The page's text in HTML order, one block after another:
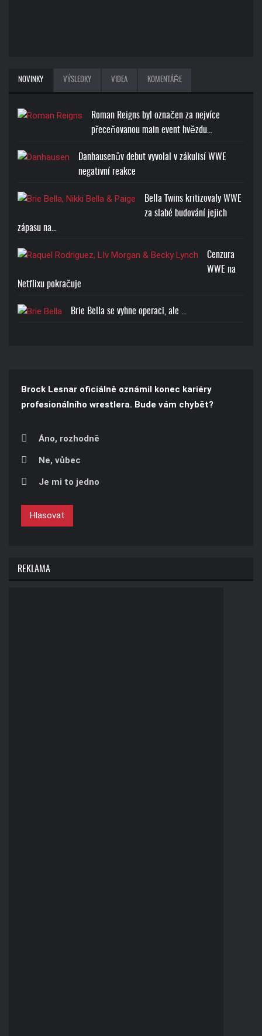
NOVINKY VÝSLEDKY VIDEA KOMENTÁŘE
Roman Reigns byl označen za nejvíce
přeceňovanou main event hvězdu…
Danhausenův debut vyvolal v zákulisí WWE
negativní reakce
Bella Twins kritizovaly WWE
za slabé budování jejich
zápasu na…
Cenzura
WWE na
Netflixu pokračuje
Brie Bella se vyhne operaci, ale ...
Brock Lesnar oficiálně oznámil konec kariéry
profesionálního wrestlera. Bude vám chybět?
Áno, rozhodně
Ne, vůbec
Je mi to jedno
Hlasovat
REKLAMA